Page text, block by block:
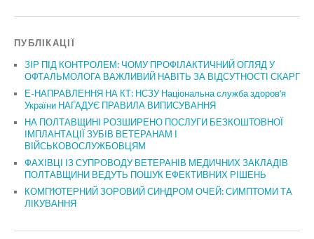
ПУБЛІКАЦІЇ
ЗІР ПІД КОНТРОЛЕМ: ЧОМУ ПРОФІЛАКТИЧНИЙ ОГЛЯД У
ОФТАЛЬМОЛОГА ВАЖЛИВИЙ НАВІТЬ ЗА ВІДСУТНОСТІ СКАРГ
Е-НАПРАВЛЕННЯ НА КТ: НСЗУ Національна служба здоров’я
України НАГАДУЄ ПРАВИЛА ВИПИСУВАННЯ
НА ПОЛТАВЩИНІ РОЗШИРЕНО ПОСЛУГИ БЕЗКОШТОВНОЇ
ІМПЛАНТАЦІЇ ЗУБІВ ВЕТЕРАНАМ І
ВІЙСЬКОВОСЛУЖБОВЦЯМ
ФАХІВЦІ ІЗ СУПРОВОДУ ВЕТЕРАНІВ МЕДИЧНИХ ЗАКЛАДІВ
ПОЛТАВЩИНИ ВЕДУТЬ ПОШУК ЕФЕКТИВНИХ РІШЕНЬ
КОМП’ЮТЕРНИЙ ЗОРОВИЙ СИНДРОМ ОЧЕЙ: СИМПТОМИ ТА
ЛІКУВАННЯ